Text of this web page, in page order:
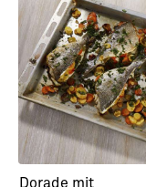
Dorade mit